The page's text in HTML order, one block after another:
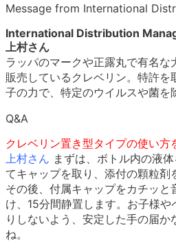
Message from International
International Distribution
上村さん
ラッパのマークや正露丸で有名
販売しているクレベリン。特許を
子の力で、特定のウイルスや菌を
Q&A
クレベリン置き型タイプの使い方
上村さん まずは、ボトル内の液
てキャップを取り、添付の顆粒剤
その後、付属キャップをカチッ
け、15分間静置します。お子様や
りしないよう、安定した手の届
ね。